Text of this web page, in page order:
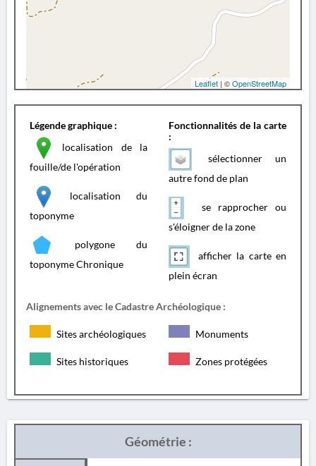
Leaflet | ©OpenStreetMap
Légende graphique :
localisation de la
fouille/de l'opération
localisation du
toponyme
polygone du
toponyme Chronique
Fonctionnalités de la carte
:
sélectionner un
autre fond de plan
se rapprocher ou
s'éloigner de la zone
afficher la carte en
plein écran
Alignements avec le Cadastre Archéologique :
Sites archéologiques Monuments
Sites historiques Zones protégées
Géométrie :